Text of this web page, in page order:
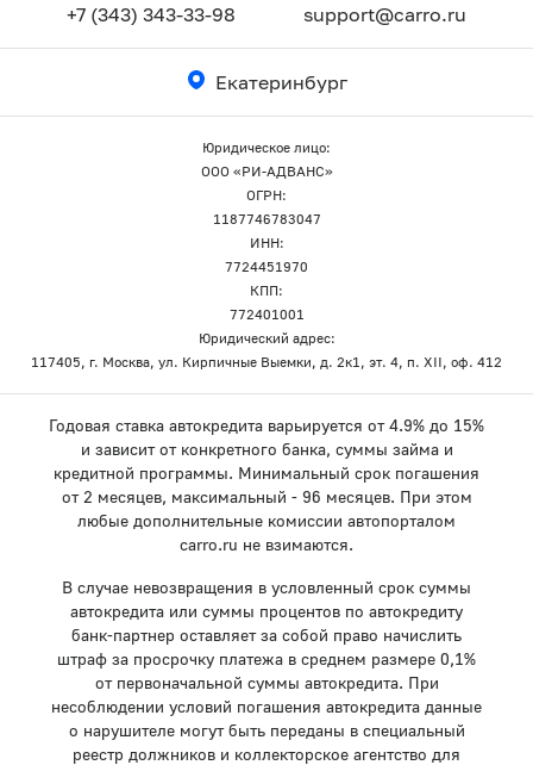
+7 (343) 343-33-98 support@carro.ru
Екатеринбург
Юридическое лицо:
ООО «РИ-АДВАНС»
ОГРН:
1187746783047
ИНН:
7724451970
КПП:
772401001
Юридический адрес:
117405, г. Москва, ул. Кирпичные Выемки, д. 2к1, эт. 4, п. XII, оф. 412
Годовая ставка автокредита варьируется от 4.9% до 15%
и зависит от конкретного банка, суммы займа и
кредитной программы. Минимальный срок погашения
от 2 месяцев, максимальный - 96 месяцев. При этом
любые дополнительные комиссии автопорталом
carro.ru не взимаются.
В случае невозвращения в условленный срок суммы
автокредита или суммы процентов по автокредиту
банк-партнер оставляет за собой право начислить
штраф за просрочку платежа в среднем размере 0,1%
от первоначальной суммы автокредита. При
несоблюдении условий погашения автокредита данные
о нарушителе могут быть переданы в специальный
реестр должников и коллекторское агентство для